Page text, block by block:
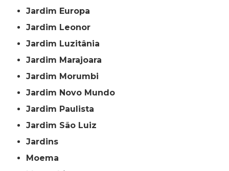
Jardim Europa
Jardim Leonor
Jardim Luzitânia
Jardim Marajoara
Jardim Morumbi
Jardim Novo Mundo
Jardim Paulista
Jardim São Luiz
Jardins
Moema